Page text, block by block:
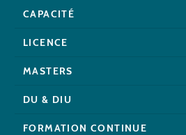
CAPACITÉ
LICENCE
MASTERS
DU & DIU
FORMATION CONTINUE